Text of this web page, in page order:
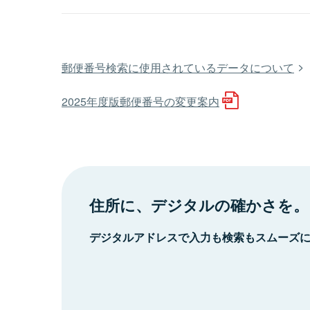
郵便番号検索に使用されているデータについて
2025年度版郵便番号の変更案内
住所に、デジタルの確かさを。
デジタルアドレスで入力も検索もスムーズ